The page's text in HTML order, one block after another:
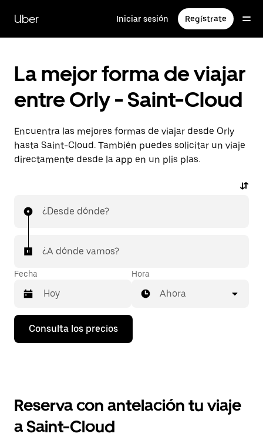
contenido
principal
Uber Iniciar sesión Regístrate
La mejor forma de viajar
entre Orly - Saint-Cloud
Encuentra las mejores formas de viajar desde Orly
hasta Saint-Cloud. También puedes solicitar un viaje
directamente desde la app en un plis plas.
¿Desde dónde?
¿A dónde vamos?
Fecha
Pulsa
flecha
calendario
seleccionar
Hora
Ahora
Consulta los precios
Reserva con antelación tu viaje
a Saint-Cloud